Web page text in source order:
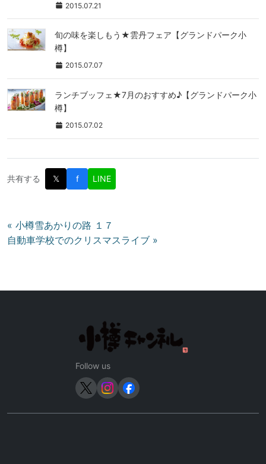
2015.07.21
旬の味を楽しもう★雲丹フェア【グランドパーク小
樽】
2015.07.07
ランチブッフェ★7月のおすすめ♪【グランドパーク小
樽】
2015.07.02
共有する 𝕏 f LINE
投
稿
« 小樽雪あかりの路 １７
自動車学校でのクリスマスライブ »
Follow us